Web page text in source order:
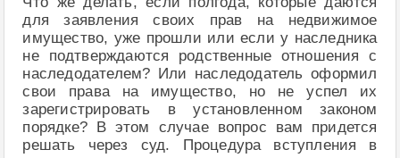
для заявления своих прав на недвижимое
имущество, уже прошли или если у наследника
не подтверждаются родственные отношения с
наследодателем? Или наследодатель оформил
свои права на имущество, но не успел их
зарегистрировать в установленном законом
порядке? В этом случае вопрос вам придется
решать через суд. Процедура вступления в